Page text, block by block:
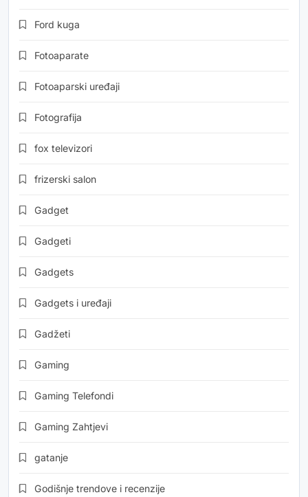
Ford kuga
Fotoaparate
Fotoaparski uređaji
Fotografija
fox televizori
frizerski salon
Gadget
Gadgeti
Gadgets
Gadgets i uređaji
Gadžeti
Gaming
Gaming Telefondi
Gaming Zahtjevi
gatanje
Godišnje trendove i recenzije